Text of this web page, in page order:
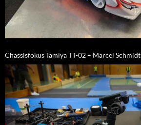
Chassisfokus Tamiya TT-02 – Marcel Schmidt